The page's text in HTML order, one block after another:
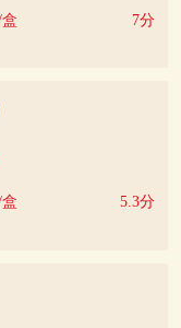
7分
5.3分